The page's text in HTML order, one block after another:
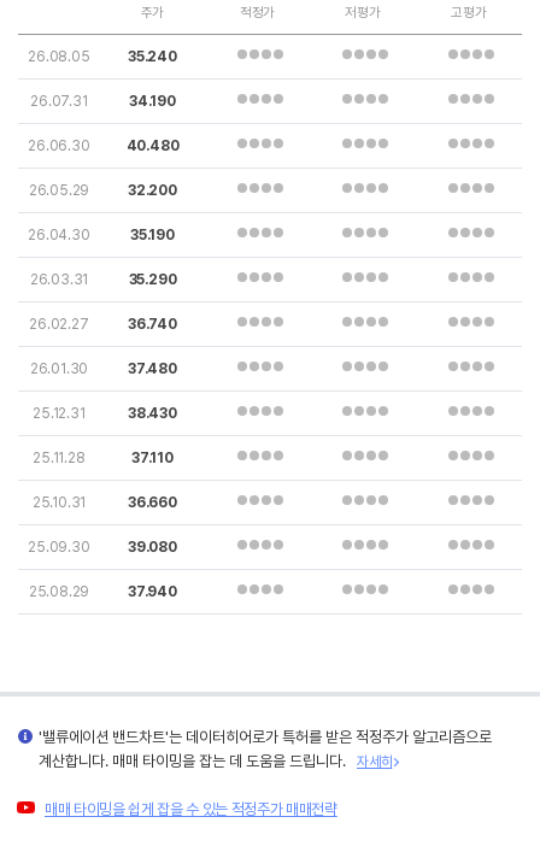
주가 적정가 저평가 고평가
26.08.05 35.240
26.07.31 34.190
26.06.30 40.480
26.05.29 32.200
26.04.30 35.190
26.03.31 35.290
26.02.27 36.740
26.01.30 37.480
25.12.31 38.430
25.11.28 37.110
25.10.31 36.660
25.09.30 39.080
25.08.29 37.940
'밸류에이션 밴드차트'는 데이터히어로가 특허를 받은 적정주가 알고리즘으로
계산합니다. 매매 타이밍을 잡는 데 도움을 드립니다.
자세히
매매 타이밍을 쉽게 잡을 수 있는 적정주가 매매전략